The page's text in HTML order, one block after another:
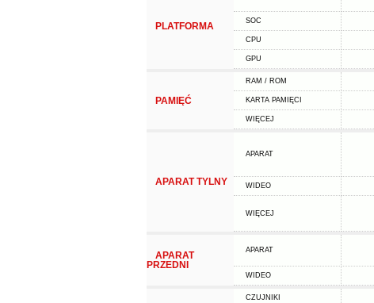
PLATFORMA SOC
CPU
GPU
PAMIĘĆ
RAM / ROM
KARTA PAMIĘCI
WIĘCEJ
APARAT TYLNY
APARAT
WIDEO
WIĘCEJ
APARAT
PRZEDNI
APARAT
WIDEO
CZUJNIKI